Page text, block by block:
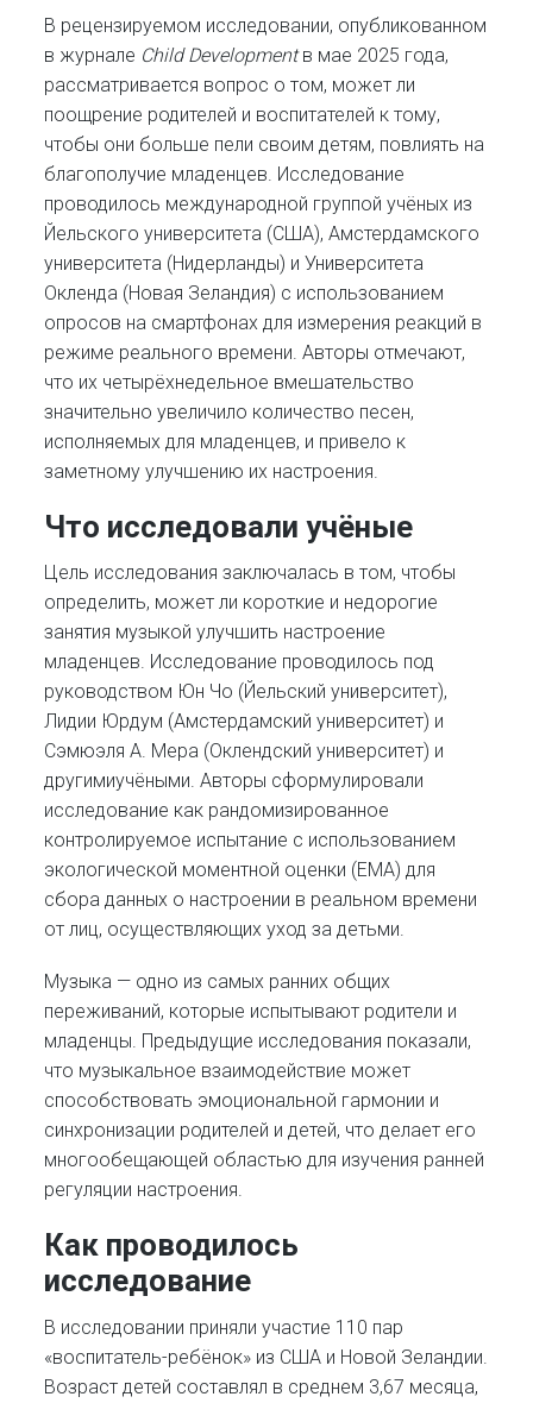
В рецензируемом исследовании, опубликованном
в журнале Child Developmentв мае 2025 года,
рассматривается вопрос о том, может ли
поощрение родителей и воспитателей к тому,
чтобы они больше пели своим детям, повлиять на
благополучие младенцев. Исследование
проводилось международной группой учёных из
Йельского университета (США), Амстердамского
университета (Нидерланды) и Университета
Окленда (Новая Зеландия) с использованием
опросов на смартфонах для измерения реакций в
режиме реального времени. Авторы отмечают,
что их четырёхнедельное вмешательство
значительно увеличило количество песен,
исполняемых для младенцев, и привело к
заметному улучшению их настроения.
Что исследовали учёные
Цель исследования заключалась в том, чтобы
определить, может ли короткие и недорогие
занятия музыкой улучшить настроение
младенцев. Исследование проводилось под
руководством Юн Чо (Йельский университет),
Лидии Юрдум (Амстердамский университет) и
Сэмюэля А. Мера (Оклендский университет) и
другимиучёными. Авторы сформулировали
исследование как рандомизированное
контролируемое испытание с использованием
экологической моментной оценки (EMA) для
сбора данных о настроении в реальном времени
от лиц, осуществляющих уход за детьми.
Музыка — одно из самых ранних общих
переживаний, которые испытывают родители и
младенцы. Предыдущие исследования показали,
что музыкальное взаимодействие может
способствовать эмоциональной гармонии и
синхронизации родителей и детей, что делает его
многообещающей областью для изучения ранней
регуляции настроения.
Как проводилось
исследование
В исследовании приняли участие 110 пар
«воспитатель-ребёнок» из США и Новой Зеландии.
Возраст детей составлял в среднем 3,67 месяца,